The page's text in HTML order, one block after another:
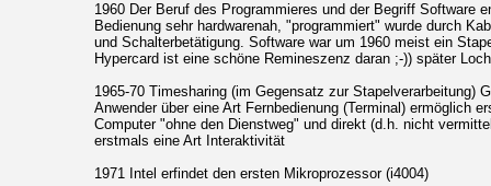
1960 Der Beruf des Programmieres und der Begriff Software
Bedienung sehr hardwarenah, "programmiert" wurde durch
und Schalterbetätigung. Software war um 1960 meist ein
Hypercard ist eine schöne Remineszenz daran ;-)) später
1965-70 Timesharing (im Gegensatz zur Stapelverarbeitung)
Anwender über eine Art Fernbedienung (Terminal) ermöglich
Computer "ohne den Dienstweg" und direkt (d.h. nicht
erstmals eine Art Interaktivität
1971 Intel erfindet den ersten Mikroprozessor (i4004)